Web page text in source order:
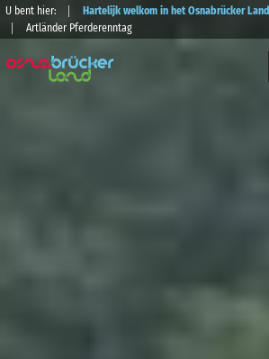
U bent hier: Hartelijk welkom in het Osnabrücker Land
Artländer Pferderenntag